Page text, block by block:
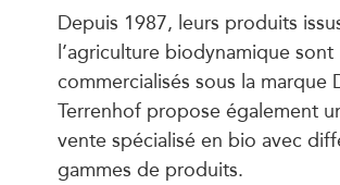
Depuis 1987, leurs produits
l’agriculture biodynamique sont
commercialisés sous la marque
Terrenhof propose également
vente spécialisé en bio avec
gammes de produits.